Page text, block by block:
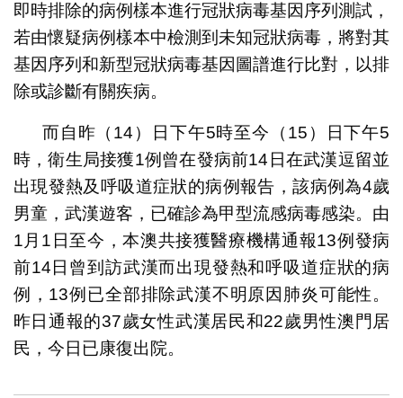
即時排除的病例樣本進行冠狀病毒基因序列測試，
若由懷疑病例樣本中檢測到未知冠狀病毒，將對其
基因序列和新型冠狀病毒基因圖譜進行比對，以排
除或診斷有關疾病。
而自昨（14）日下午5時至今（15）日下午5
時，衛生局接獲1例曾在發病前14日在武漢逗留並
出現發熱及呼吸道症狀的病例報告，該病例為4歲
男童，武漢遊客，已確診為甲型流感病毒感染。由
1月1日至今，本澳共接獲醫療機構通報13例發病
前14日曾到訪武漢而出現發熱和呼吸道症狀的病
例，13例已全部排除武漢不明原因肺炎可能性。
昨日通報的37歲女性武漢居民和22歲男性澳門居
民，今日已康復出院。